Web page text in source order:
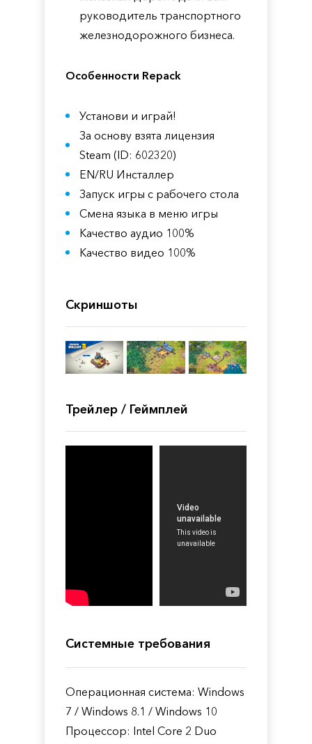
руководитель транспортного
железнодорожного бизнеса.
Особенности Repack
Установи и играй!
За основу взята лицензия
Steam (ID: 602320)
EN/RU Инсталлер
Запуск игры с рабочего стола
Смена языка в меню игры
Качество аудио 100%
Качество видео 100%
Скриншоты
Трейлер / Геймплей
Системные требования
Операционная система: Windows
7 / Windows 8.1 / Windows 10
Процессор: Intel Core 2 Duo